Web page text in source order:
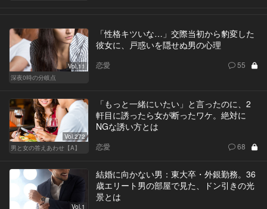
Vol.11
深夜0時の分岐点
「性格キツいな…」交際当初から豹変した
彼女に、戸惑いを隠せぬ男の心理
恋愛 55
Vol.272
男と女の答えあわせ【A】
「もっと一緒にいたい」と言ったのに、2
軒目に誘ったら女が断ったワケ。絶対に
NGな誘い方とは
恋愛 68
Vol.1
結婚に向かない男：東大卒・外銀勤務。36
歳エリート男の部屋で見た、ドン引きの光
景とは